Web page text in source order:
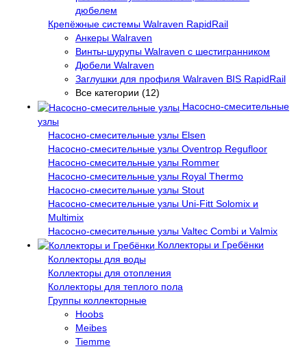
дюбелем
Крепёжные системы Walraven RapidRail
Анкеры Walraven
Винты-шурупы Walraven с шестигранником
Дюбели Walraven
Заглушки для профиля Walraven BIS RapidRail
Все категории (12)
Насосно-смесительные
узлы
Насосно-смесительные узлы Elsen
Насосно-смесительные узлы Oventrop Regufloor
Насосно-смесительные узлы Rommer
Насосно-смесительные узлы Royal Thermo
Насосно-смесительные узлы Stout
Насосно-смесительные узлы Uni-Fitt Solomix и
Multimix
Насосно-смесительные узлы Valtec Combi и Valmix
Коллекторы и Гребёнки
Коллекторы для воды
Коллекторы для отопления
Коллекторы для теплого пола
Группы коллекторные
Hoobs
Meibes
Tiemme